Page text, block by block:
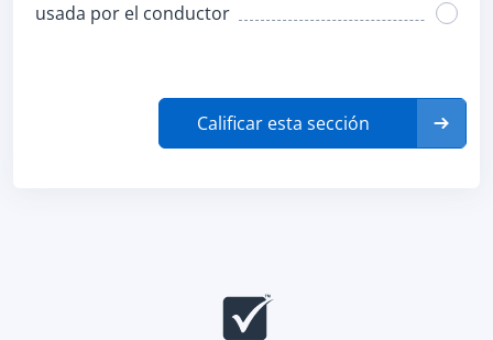
usada por el conductor
Calificar esta sección